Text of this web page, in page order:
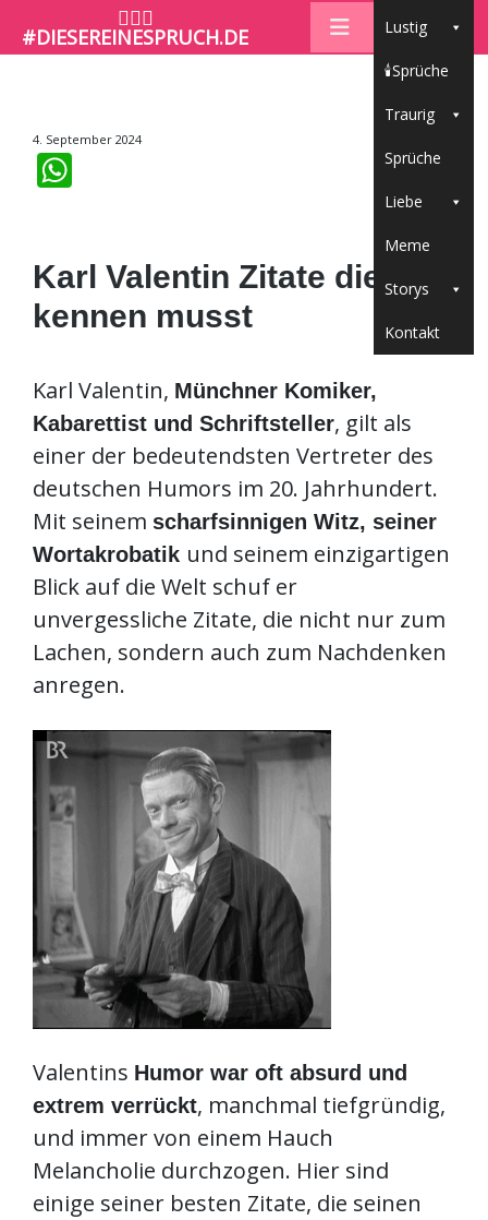
🤷🏼‍♀️
#DIESEREINESPRUCH.DE Lustig
🕯Sprüche
Traurig
Sprüche
Liebe
Meme
Storys
Kontakt
4. September 2024
Karl Valentin Zitate die du
kennen musst
Karl Valentin, Münchner Komiker,
Kabarettist und Schriftsteller, gilt als
einer der bedeutendsten Vertreter des
deutschen Humors im 20. Jahrhundert.
Mit seinem scharfsinnigen Witz, seiner
Wortakrobatik und seinem einzigartigen
Blick auf die Welt schuf er
unvergessliche Zitate, die nicht nur zum
Lachen, sondern auch zum Nachdenken
anregen.
Valentins Humor war oft absurd und
extrem verrückt, manchmal tiefgründig,
und immer von einem Hauch
Melancholie durchzogen. Hier sind
einige seiner besten Zitate, die seinen